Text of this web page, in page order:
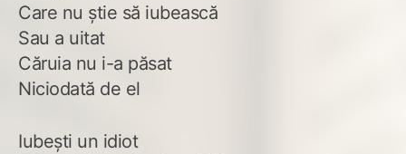
Care nu știe să iubească
Sau a uitat
Căruia nu i-a păsat
Niciodată de el
Iubești un idiot